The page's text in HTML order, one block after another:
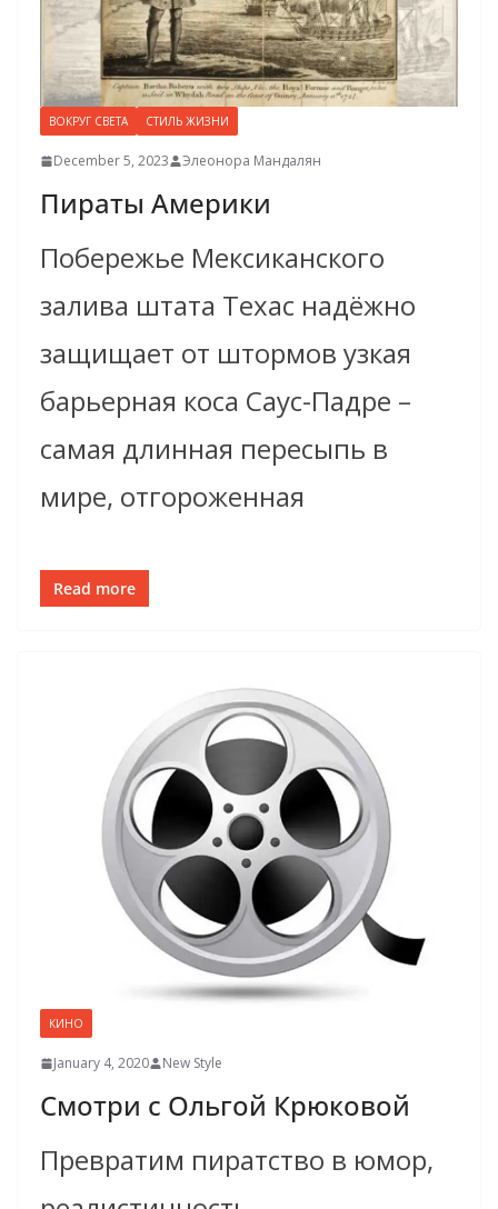
ВОКРУГ СВЕТА СТИЛЬ ЖИЗНИ
December 5, 2023 Элеонора Мандалян
Пираты Америки
Побережье Мексиканского
залива штата Техас надёжно
защищает от штормов узкая
барьерная коса Саус-Падре –
самая длинная пересыпь в
мире, отгороженная
Read more
КИНО
January 4, 2020 New Style
Смотри с Ольгой Крюковой
Превратим пиратство в юмор,